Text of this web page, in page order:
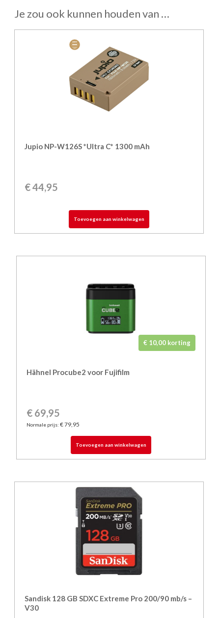
Je zou ook kunnen houden van …
Jupio NP-W126S *Ultra C* 1300 mAh
€44,95
Toevoegen aan winkelwagen
Hähnel Procube2 voor Fujifilm
€ 10,00 korting
€ 69,95
Normale prijs: € 79,95
Toevoegen aan winkelwagen
Sandisk 128 GB SDXC Extreme Pro 200/90 mb/s –
V30